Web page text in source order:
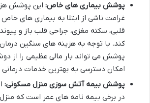
پوشش بیماری های خاص: این پوشش
غرامت ناشی از ابتلا به بیماری های
قلبی، سکته مغزی، جراحی قلب باز و
کند. با توجه به هزینه های سنگین درمان
پوشش می تواند بار مالی عظیمی را از
امکان دسترسی به بهترین خدمات درمانی
پوشش بیمه آتش سوزی منزل مسکونی:
در برخی بیمه نامه های عمر است که